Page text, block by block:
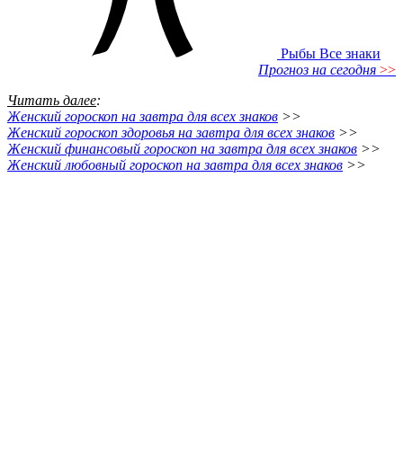
Рыбы Все знаки
Прогноз на сегодня >>
Читать далее:
Женский гороскоп на завтра для всех знаков >>
Женский гороскоп здоровья на завтра для всех знаков >>
Женский финансовый гороскоп на завтра для всех знаков >>
Женский любовный гороскоп на завтра для всех знаков >>